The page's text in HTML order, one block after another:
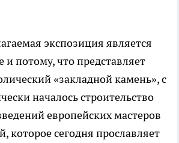
экспозиция является
потому, что представляет
«закладной камень», с
началось строительство
европейских мастеров
которое сегодня прославляет